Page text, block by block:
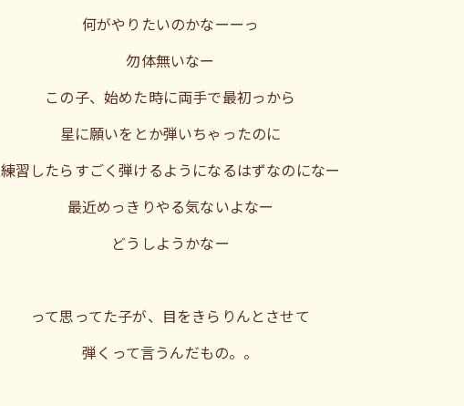
何がやりたいのかなーーっ
勿体無いなー
この子、始めた時に両手で最初っから
星に願いをとか弾いちゃったのに
練習したらすごく弾けるようになるはずなのになー
最近めっきりやる気ないよなー
どうしようかなー
って思ってた子が、目をきらりんとさせて
弾くって言うんだもの。。